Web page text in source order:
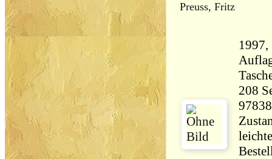
Preuss, Fritz
208 Seiten